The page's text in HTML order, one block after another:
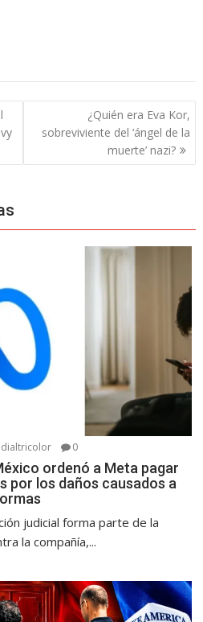
¿Quién era Eva Kor,
sobreviviente del ‘ángel de la
muerte’ nazi?
0
ordenó a Meta pagar
por los daños causados a
judicial forma parte de la
la compañía,...